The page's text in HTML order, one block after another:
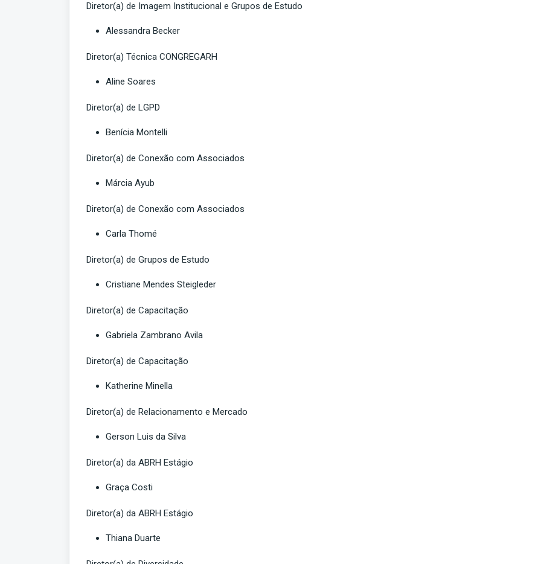
Diretor(a) de Imagem Institucional e Grupos de Estudo
Alessandra Becker
Diretor(a) Técnica CONGREGARH
Aline Soares
Diretor(a) de LGPD
Benícia Montelli
Diretor(a) de Conexão com Associados
Márcia Ayub
Diretor(a) de Conexão com Associados
Carla Thomé
Diretor(a) de Grupos de Estudo
Cristiane Mendes Steigleder
Diretor(a) de Capacitação
Gabriela Zambrano Avila
Diretor(a) de Capacitação
Katherine Minella
Diretor(a) de Relacionamento e Mercado
Gerson Luis da Silva
Diretor(a) da ABRH Estágio
Graça Costi
Diretor(a) da ABRH Estágio
Thiana Duarte